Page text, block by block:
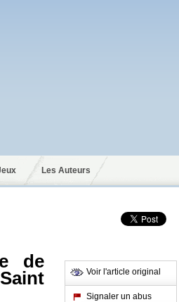
Les Auteurs
de
Voir l'article original
Signaler un abus